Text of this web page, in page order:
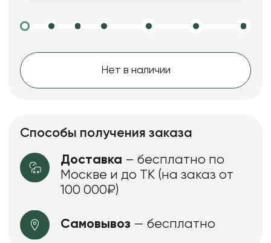
Нет в наличии
Способы получения заказа
Доставка – бесплатно по
Москве и до ТК (на заказ от
100 000₽)
Самовывоз — бесплатно